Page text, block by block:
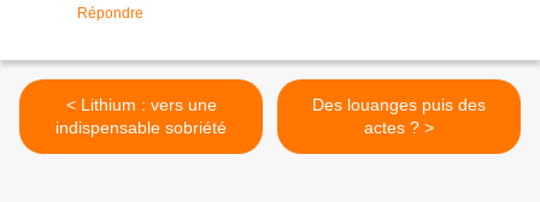
Répondre
< Lithium : vers une
indispensable sobriété
Des louanges puis des
actes ? >